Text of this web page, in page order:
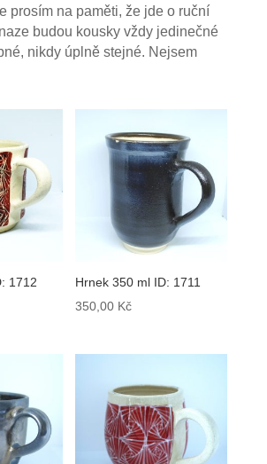
prosím na paměti, že jde o ruční
budou kousky vždy jedinečné
nikdy úplně stejné. Nejsem
1712
Hrnek 350 ml ID: 1711
350,00 Kč